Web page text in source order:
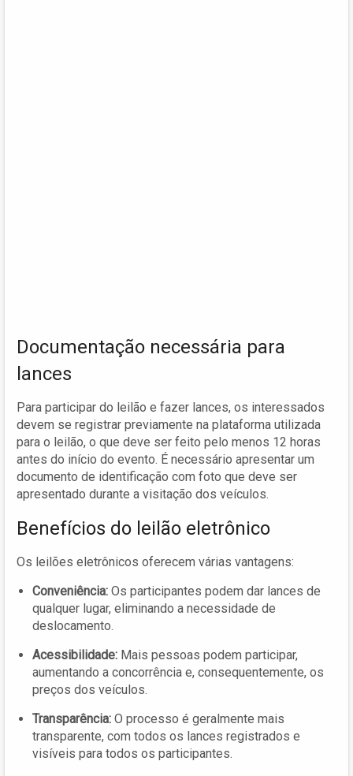
Documentação necessária para
lances
Para participar do leilão e fazer lances, os interessados
devem se registrar previamente na plataforma utilizada
para o leilão, o que deve ser feito pelo menos 12 horas
antes do início do evento. É necessário apresentar um
documento de identificação com foto que deve ser
apresentado durante a visitação dos veículos.
Benefícios do leilão eletrônico
Os leilões eletrônicos oferecem várias vantagens:
Conveniência: Os participantes podem dar lances de
qualquer lugar, eliminando a necessidade de
deslocamento.
Acessibilidade: Mais pessoas podem participar,
aumentando a concorrência e, consequentemente, os
preços dos veículos.
Transparência: O processo é geralmente mais
transparente, com todos os lances registrados e
visíveis para todos os participantes.